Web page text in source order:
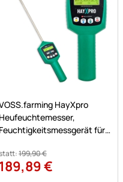
HayXpro
Heufeuchtemesser,
Feuchtigkeitsmessgerät für
199,90€
189,89€